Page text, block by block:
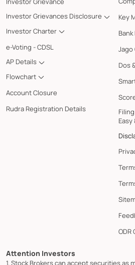
Investor Grievances Disclosure
Investor Charter
e-Voting - CDSL
AP Details
Flowchart
Account Closure
Rudra Registration Details
Key
Jago
Dos
Easy
ODR
Attention Investors
1. Stock Brokers can accept securities as